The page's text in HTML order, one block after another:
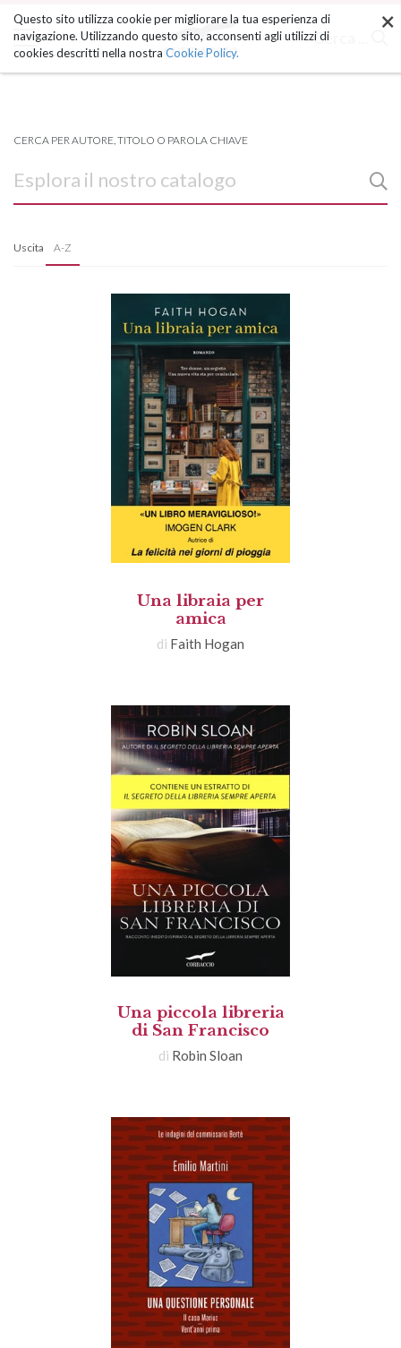
ai
contenuti.
|
Salta
Cerca ... ×
Questo sito utilizza cookie per migliorare la tua esperienza di
navigazione. Utilizzando questo sito, acconsenti agli utilizzi di
cookies descritti nella nostra Cookie Policy.
CERCA PER AUTORE, TITOLO O PAROLA CHIAVE
Uscita A-Z
Una libraia per
amica
di Faith Hogan
Una piccola libreria
di San Francisco
di Robin Sloan